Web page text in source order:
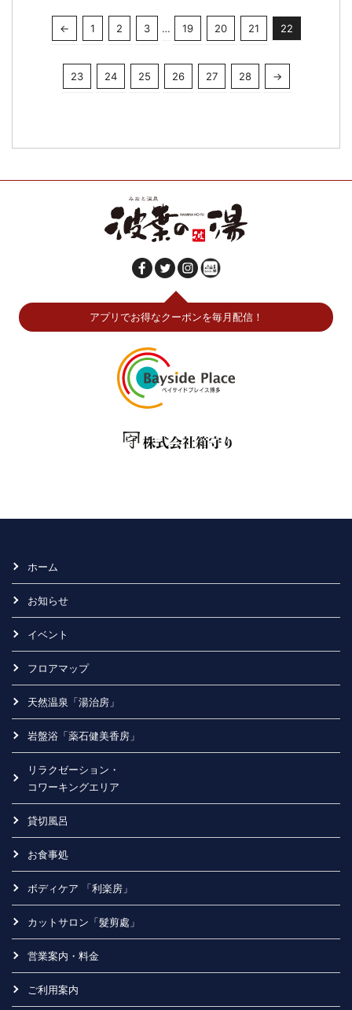
← 1 2 3 … 19 20 21 22
23 24 25 26 27 28 →
アプリでお得なクーポンを毎月配信！
ホーム
お知らせ
イベント
フロアマップ
天然温泉「湯治房」
岩盤浴「薬石健美香房」
リラクゼーション・
コワーキングエリア
貸切風呂
お食事処
ボディケア 「利楽房」
カットサロン「髮剪處」
営業案内・料金
ご利用案内